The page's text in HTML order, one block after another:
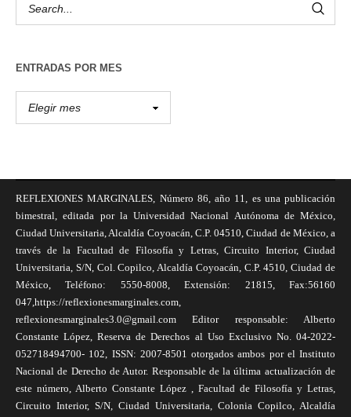
ENTRADAS POR MES
REFLEXIONES MARGINALES, Número 86, año 11, es una publicación
bimestral, editada por la Universidad Nacional Autónoma de México,
Ciudad Universitaria, Alcaldía Coyoacán, C.P. 04510, Ciudad de México, a
través de la Facultad de Filosofía y Letras, Circuito Interior, Ciudad
Universitaria, S/N, Col. Copilco, Alcaldía Coyoacán, C.P. 4510, Ciudad de
México, Teléfono: 5550-8008, Extensión: 21815, Fax:56160
047,https://reflexionesmarginales.com,
reflexionesmarginales3.0@gmail.com Editor responsable: Alberto
Constante López, Reserva de Derechos al Uso Exclusivo No. 04-2022-
052718494700- 102, ISSN: 2007-8501 otorgados ambos por el Instituto
Nacional de Derecho de Autor. Responsable de la última actualización de
este número, Alberto Constante López , Facultad de Filosofía y Letras,
Circuito Interior, S/N, Ciudad Universitaria, Colonia Copilco, Alcaldía